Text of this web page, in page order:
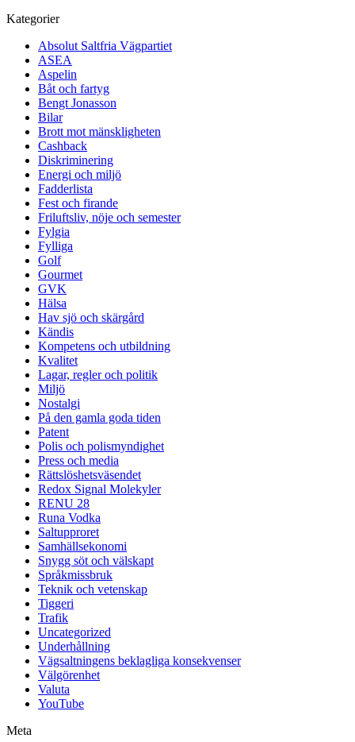
Kategorier
Absolut Saltfria Vägpartiet
ASEA
Aspelin
Båt och fartyg
Bengt Jonasson
Bilar
Brott mot mänskligheten
Cashback
Diskriminering
Energi och miljö
Fadderlista
Fest och firande
Friluftsliv, nöje och semester
Fylgia
Fylliga
Golf
Gourmet
GVK
Hälsa
Hav sjö och skärgård
Kändis
Kompetens och utbildning
Kvalitet
Lagar, regler och politik
Miljö
Nostalgi
På den gamla goda tiden
Patent
Polis och polismyndighet
Press och media
Rättslöshetsväsendet
Redox Signal Molekyler
RENU 28
Runa Vodka
Saltupproret
Samhällsekonomi
Snygg söt och välskapt
Språkmissbruk
Teknik och vetenskap
Tiggeri
Trafik
Uncategorized
Underhållning
Vägsaltningens beklagliga konsekvenser
Välgörenhet
Valuta
YouTube
Meta